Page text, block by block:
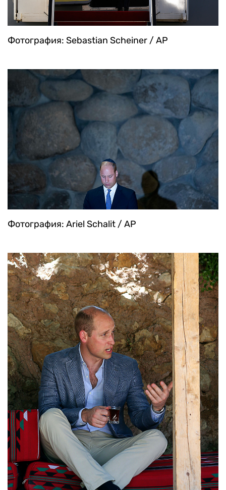
Фотография: Sebastian Scheiner / AP
Фотография: Ariel Schalit / AP